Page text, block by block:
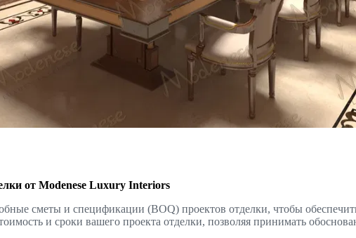
от Modenese Luxury Interiors
сметы и спецификации (BOQ) проектов отделки, чтобы
и сроки вашего проекта отделки, позволяя принимать